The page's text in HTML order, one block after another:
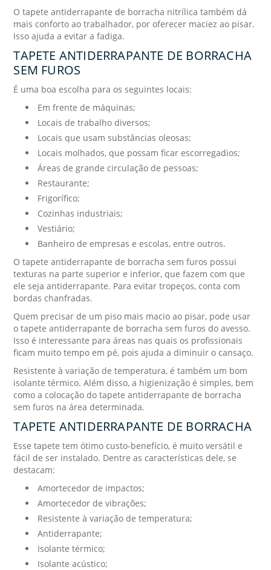
O tapete antiderrapante de borracha nitrílica também dá
mais conforto ao trabalhador, por oferecer maciez ao pisar.
Isso ajuda a evitar a fadiga.
TAPETE ANTIDERRAPANTE DE BORRACHA
SEM FUROS
É uma boa escolha para os seguintes locais:
Em frente de máquinas;
Locais de trabalho diversos;
Locais que usam substâncias oleosas;
Locais molhados, que possam ficar escorregadios;
Áreas de grande circulação de pessoas;
Restaurante;
Frigorífico;
Cozinhas industriais;
Vestiário;
Banheiro de empresas e escolas, entre outros.
O tapete antiderrapante de borracha sem furos possui
texturas na parte superior e inferior, que fazem com que
ele seja antiderrapante. Para evitar tropeços, conta com
bordas chanfradas.
Quem precisar de um piso mais macio ao pisar, pode usar
o tapete antiderrapante de borracha sem furos do avesso.
Isso é interessante para áreas nas quais os profissionais
ficam muito tempo em pé, pois ajuda a diminuir o cansaço.
Resistente à variação de temperatura, é também um bom
isolante térmico. Além disso, a higienização é simples, bem
como a colocação do tapete antiderrapante de borracha
sem furos na área determinada.
TAPETE ANTIDERRAPANTE DE BORRACHA
Esse tapete tem ótimo custo-benefício, é muito versátil e
fácil de ser instalado. Dentre as características dele, se
destacam:
Amortecedor de impactos;
Amortecedor de vibrações;
Resistente à variação de temperatura;
Antiderrapante;
Isolante térmico;
Isolante acústico;